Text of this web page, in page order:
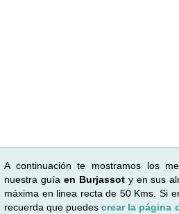
A continuación te mostramos los
nuestra guía en Burjassoty en sus
máxima en linea recta de 50 Kms. Si
recuerda que puedescrear la página